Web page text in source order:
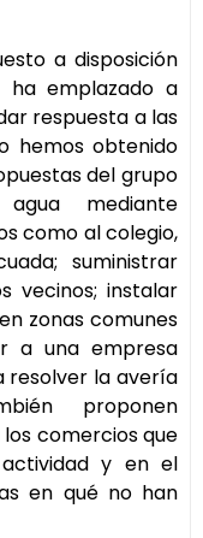
a disposición
ha emplazado a
respuesta a las
hemos obtenido
del grupo
mediante
como al colegio,
suministrar
vecinos; instalar
zonas comunes
a una empresa
resolver la avería
proponen
comercios que
y en el
en qué no han